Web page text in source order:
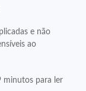
e não
ao
minutos para ler